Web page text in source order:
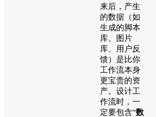
来后，产生
的数据（如
生成的脚本
库、图片
库、用户反
馈）是比你
工作流本身
更宝贵的资
产。设计工
作流时，一
定要包含“数